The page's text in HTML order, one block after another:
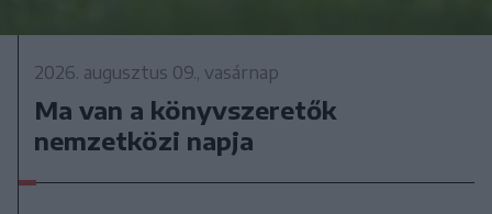
2026. augusztus 09., vasárnap
Ma van a könyvszeretők
nemzetközi napja